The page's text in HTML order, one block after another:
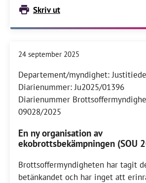
Skriv ut
24 september 2025
Departement/myndighet:
Diarienummer: Ju2025/01396
Diarienummer
09028/2025
En ny organisation av
ekobrottsbekämpningen (SOU
Brottsoffermyndigheten har tagit
betänkandet och har inget att